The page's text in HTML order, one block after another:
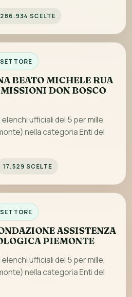
286.934 SCELTE
BEATO MICHELE RUA
DON BOSCO
ufficiali del 5 per mille,
nella categoria Enti del
17.529 SCELTE
ASSISTENZA
PIEMONTE
ufficiali del 5 per mille,
nella categoria Enti del